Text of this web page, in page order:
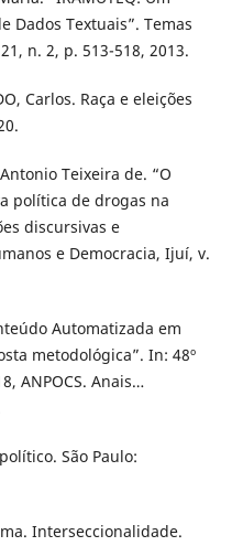
Dados Textuais”. Temas
n. 2, p. 513-518, 2013.
Carlos. Raça e eleições
Antonio Teixeira de. “O
política de drogas na
discursivas e
e Democracia, Ijuí, v.
Automatizada em
metodológica”. In: 48º
ANPOCS. Anais…
São Paulo:
Interseccionalidade.